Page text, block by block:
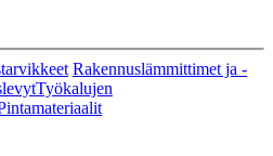
Rakennuslämmittimet ja -
Työkalujen